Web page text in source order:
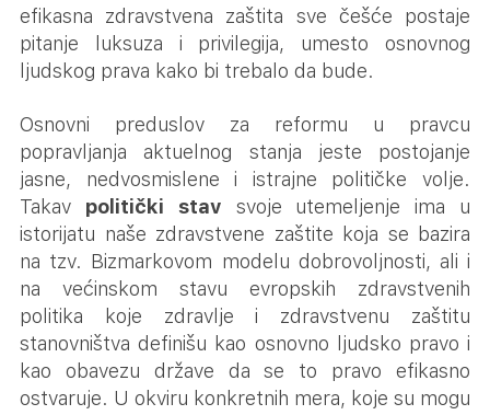
efikasna zdravstvena zaštita sve češće postaje
pitanje luksuza i privilegija, umesto osnovnog
ljudskog prava kako bi trebalo da bude.
Osnovni preduslov za reformu u pravcu
popravljanja aktuelnog stanja jeste postojanje
jasne, nedvosmislene i istrajne političke volje.
Takav politički stav svoje utemeljenje ima u
istorijatu naše zdravstvene zaštite koja se bazira
na tzv. Bizmarkovom modelu dobrovoljnosti, ali i
na većinskom stavu evropskih zdravstvenih
politika koje zdravlje i zdravstvenu zaštitu
stanovništva definišu kao osnovno ljudsko pravo i
kao obavezu države da se to pravo efikasno
ostvaruje. U okviru konkretnih mera, koje su mogu